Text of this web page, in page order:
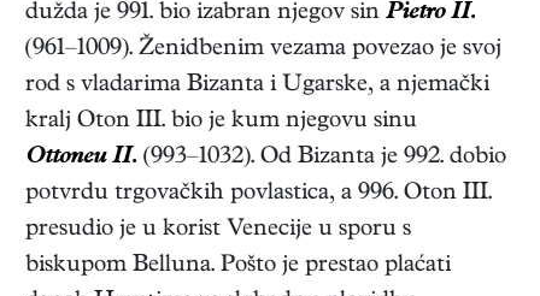
dužda je 991. bio izabran njegov sin Pietro II.
(961–1009). Ženidbenim vezama povezao je svoj
rod s vladarima Bizanta i Ugarske, a njemački
kralj Oton III. bio je kum njegovu sinu
Ottoneu II. (993–1032). Od Bizanta je 992. dobio
potvrdu trgovačkih povlastica, a 996. Oton III.
presudio je u korist Venecije u sporu s
biskupom Belluna. Pošto je prestao plaćati